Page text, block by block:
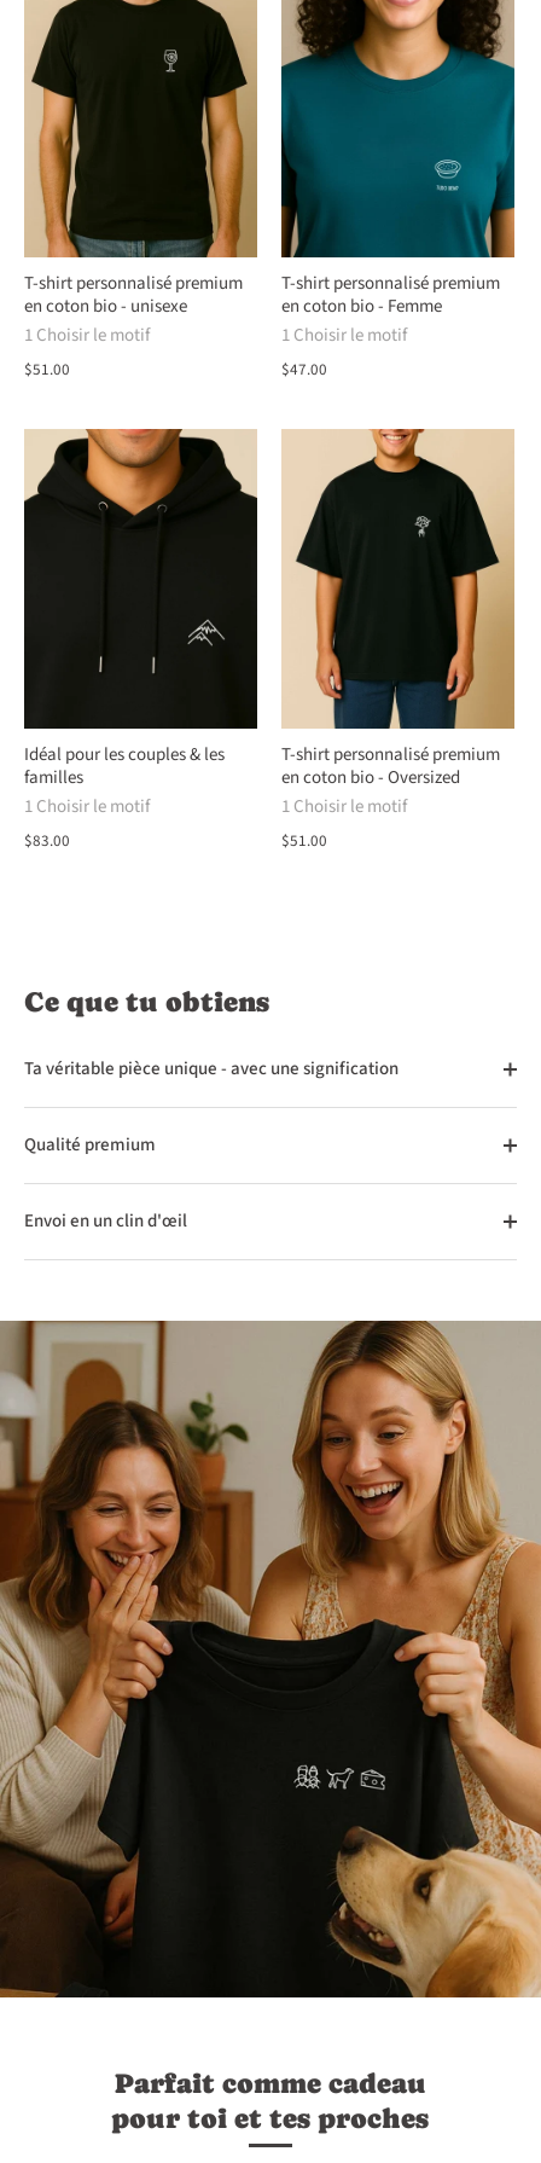
T-shirt personnalisé premium
en coton bio - unisexe
1 Choisir le motif
$51.00
T-shirt personnalisé premium
en coton bio - Femme
1 Choisir le motif
$47.00
Idéal pour les couples & les
familles
1 Choisir le motif
$83.00
T-shirt personnalisé premium
en coton bio - Oversized
1 Choisir le motif
$51.00
Ce que tu obtiens
Ta véritable pièce unique - avec une signification
Qualité premium
Envoi en un clin d'œil
Parfait comme cadeau
pour toi et tes proches